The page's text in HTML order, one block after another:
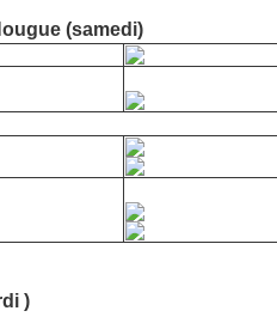
(samedi)
)